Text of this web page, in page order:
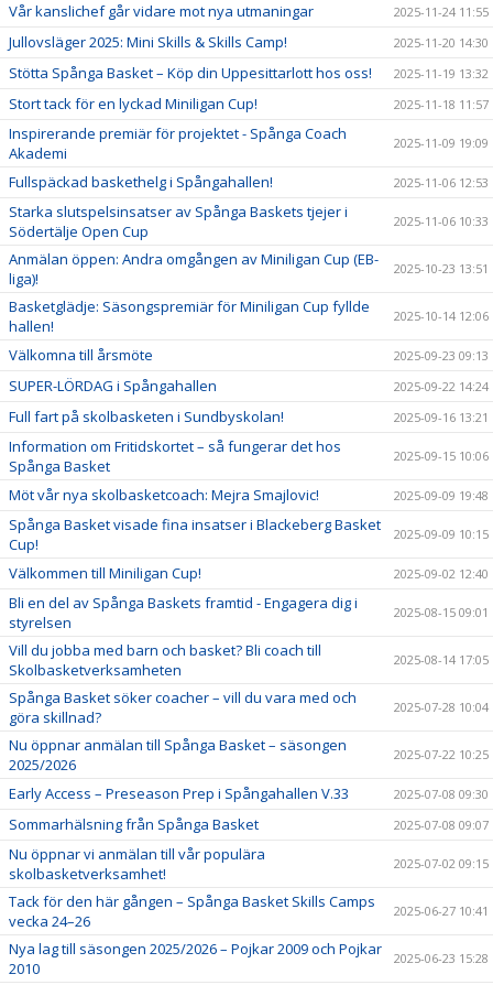
Vår kanslichef går vidare mot nya utmaningar 2025-11-24 11:55
Jullovsläger 2025: Mini Skills & Skills Camp! 2025-11-20 14:30
Stötta Spånga Basket – Köp din Uppesittarlott hos oss! 2025-11-19 13:32
Stort tack för en lyckad Miniligan Cup! 2025-11-18 11:57
Inspirerande premiär för projektet - Spånga Coach
Akademi
2025-11-09 19:09
Fullspäckad baskethelg i Spångahallen! 2025-11-06 12:53
Starka slutspelsinsatser av Spånga Baskets tjejer i
Södertälje Open Cup
2025-11-06 10:33
Anmälan öppen: Andra omgången av Miniligan Cup (EB-
liga)!
2025-10-23 13:51
Basketglädje: Säsongspremiär för Miniligan Cup fyllde
hallen!
2025-10-14 12:06
Välkomna till årsmöte 2025-09-23 09:13
SUPER-LÖRDAG i Spångahallen 2025-09-22 14:24
Full fart på skolbasketen i Sundbyskolan! 2025-09-16 13:21
Information om Fritidskortet – så fungerar det hos
Spånga Basket
2025-09-15 10:06
Möt vår nya skolbasketcoach: Mejra Smajlovic! 2025-09-09 19:48
Spånga Basket visade fina insatser i Blackeberg Basket
Cup!
2025-09-09 10:15
Välkommen till Miniligan Cup! 2025-09-02 12:40
Bli en del av Spånga Baskets framtid - Engagera dig i
styrelsen
2025-08-15 09:01
Vill du jobba med barn och basket? Bli coach till
Skolbasketverksamheten
2025-08-14 17:05
Spånga Basket söker coacher – vill du vara med och
göra skillnad?
2025-07-28 10:04
Nu öppnar anmälan till Spånga Basket – säsongen
2025/2026
2025-07-22 10:25
Early Access – Preseason Prep i Spångahallen V.33 2025-07-08 09:30
Sommarhälsning från Spånga Basket 2025-07-08 09:07
Nu öppnar vi anmälan till vår populära
skolbasketverksamhet!
2025-07-02 09:15
Tack för den här gången – Spånga Basket Skills Camps
vecka 24–26
2025-06-27 10:41
Nya lag till säsongen 2025/2026 – Pojkar 2009 och Pojkar
2010
2025-06-23 15:28